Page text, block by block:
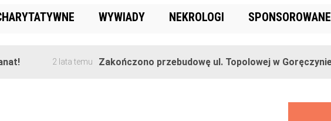
WYWIADY NEKROLOGI SPONSOROWANE
2 lata temu Zakończono przebudowę ul. Topolowej w Goręczynie